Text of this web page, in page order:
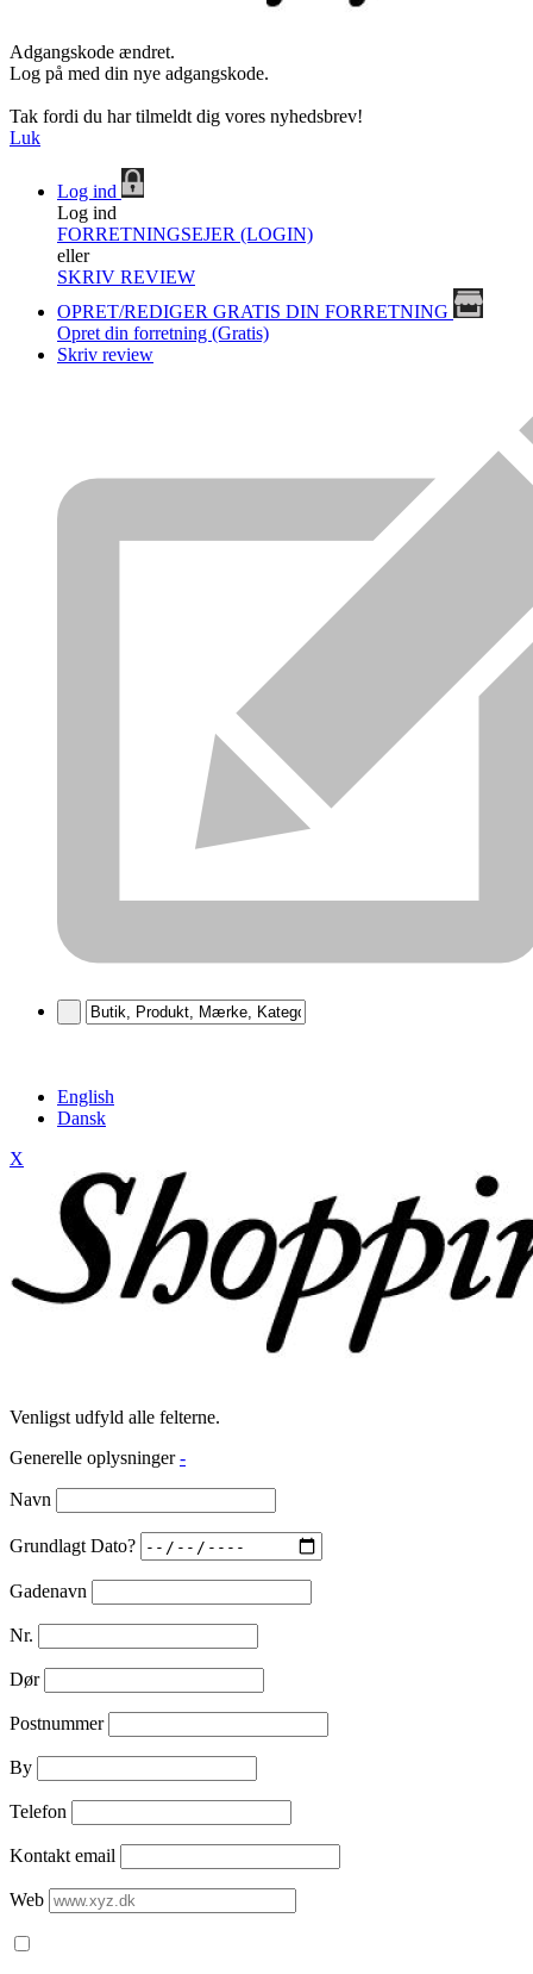
Adgangskode ændret.
Log på med din nye adgangskode.
Tak fordi du har tilmeldt dig vores nyhedsbrev!
Luk
Log ind
Log ind
FORRETNINGSEJER (LOGIN)
eller
SKRIV REVIEW
OPRET/REDIGER GRATIS DIN FORRETNING
Opret din forretning (Gratis)
Skriv review
English
Dansk
X
Venligst udfyld alle felterne.
Generelle oplysninger -
Navn
Grundlagt Dato?
Gadenavn
Nr.
Dør
Postnummer
By
Telefon
Kontakt email
Web